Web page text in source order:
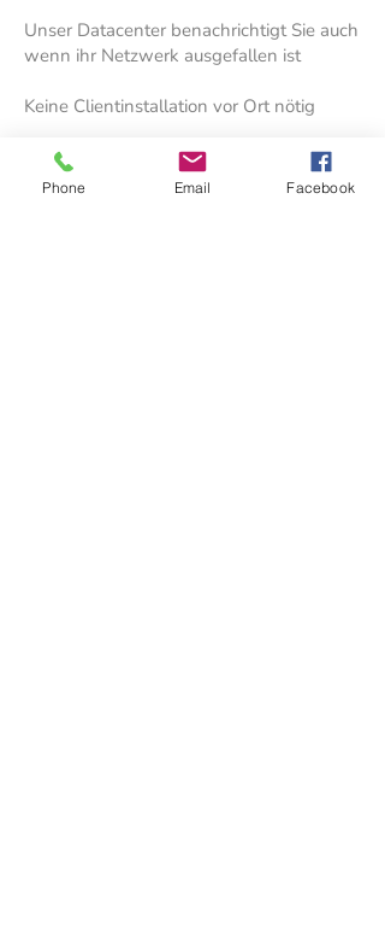
Unser Datacenter benachrichtigt Sie auch
wenn ihr Netzwerk ausgefallen ist
Keine Clientinstallation vor Ort nötig
3W Consulting GmbH & Co. KG
Phone Email Facebook